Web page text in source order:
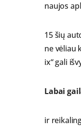
naujos
15 šių
ne vėliau
ix“ gali
Labai
ir